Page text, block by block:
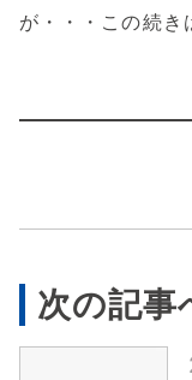
が・・・この続き
次の記事